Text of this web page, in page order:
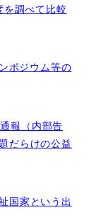
調べて比較
ポジウム等の
報（内部告
だらけの公益
国家という出